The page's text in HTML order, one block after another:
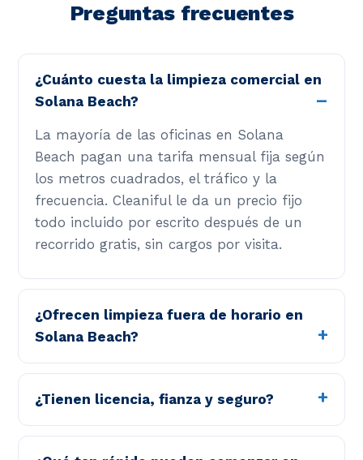
Preguntas frecuentes
¿Cuánto cuesta la limpieza comercial en
Solana Beach?
La mayoría de las oficinas en Solana
Beach pagan una tarifa mensual fija según
los metros cuadrados, el tráfico y la
frecuencia. Cleaniful le da un precio fijo
todo incluido por escrito después de un
recorrido gratis, sin cargos por visita.
¿Ofrecen limpieza fuera de horario en
Solana Beach?
¿Tienen licencia, fianza y seguro?